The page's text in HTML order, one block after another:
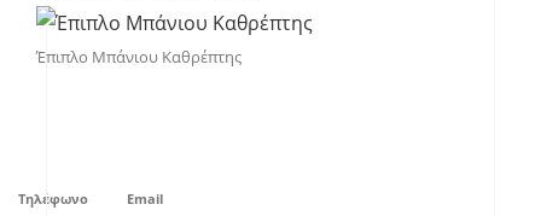
Έπιπλο Μπάνιου Καθρέπτης
Τηλέφωνο Email